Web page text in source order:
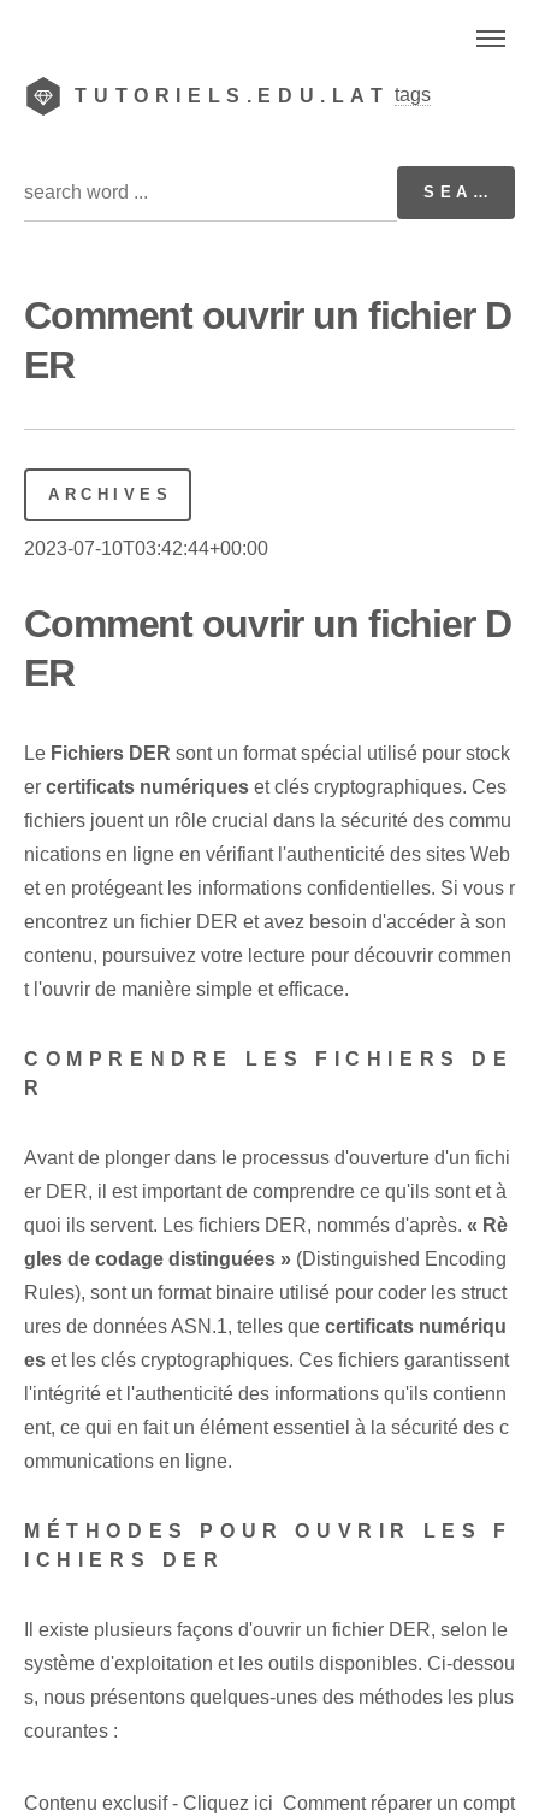
TUTORIELS.EDU.LAT tags
Comment ouvrir un fichier D
ER
ARCHIVES
2023-07-10T03:42:44+00:00
Comment ouvrir un fichier D
ER
Le⁤ Fichiers DER sont​ un format spécial utilisé pour stock
er certificats numériques et ⁢clés cryptographiques. Ces
fichiers jouent un rôle crucial dans la sécurité des commu
nications en ligne en vérifiant l'authenticité des sites Web
et en protégeant les informations confidentielles. Si vous r
encontrez un fichier DER et avez besoin d'accéder à son
contenu, poursuivez votre lecture pour découvrir commen
t l'ouvrir de manière simple et efficace.
COMPRENDRE LES FICHIERS DE
R
Avant de plonger dans le processus d'ouverture d'un fichi
er DER, il est important de comprendre ce qu'ils sont et à
quoi ils servent. Les fichiers DER, nommés d'après. « Rè
gles de codage distinguées » (Distinguished Encoding
Rules), sont un format binaire utilisé pour coder les struct
ures de données ASN.1, telles que certificats numériqu
es et les clés cryptographiques. Ces fichiers garantissent
l'intégrité et l'authenticité des informations qu'ils contienn
ent, ce qui en fait un élément essentiel à la sécurité des c
ommunications en ligne.
MÉTHODES POUR OUVRIR LES F
ICHIERS DER
Il existe plusieurs façons d'ouvrir un fichier DER, selon le
système d'exploitation et les outils disponibles. Ci-dessou
s, nous présentons quelques-unes des méthodes les plus
courantes :
Contenu exclusif - Cliquez ici Comment réparer un compt